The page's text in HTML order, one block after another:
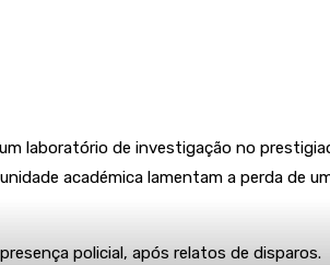
laboratório de investigação no
académica lamentam a perda de
policial, após relatos de disparos.